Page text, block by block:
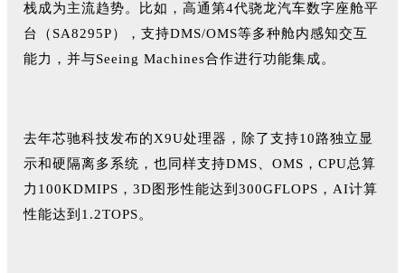
栈成为主流趋势。比如，高通第4代骁龙汽车数字座舱平
台（SA8295P），支持DMS/OMS等多种舱内感知交互
能力，并与Seeing Machines合作进行功能集成。
去年芯驰科技发布的X9U处理器，除了支持10路独立显
示和硬隔离多系统，也同样支持DMS、OMS，CPU总算
力100KDMIPS，3D图形性能达到300GFLOPS，AI计算
性能达到1.2TOPS。